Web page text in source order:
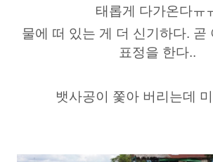
태롭게 다가온다ㅠ
물에 떠 있는 게 더 신기하다. 곧
표정을 한다..
뱃사공이 쫓아 버리는데